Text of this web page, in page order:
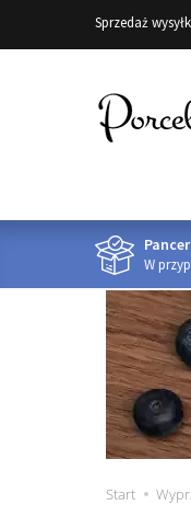
Sprzedaż
W
Start